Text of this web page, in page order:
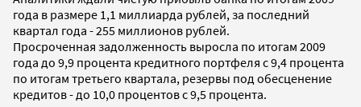
года в размере 1,1 миллиарда рублей, за последний
квартал года - 255 миллионов рублей.
Просроченная задолженность выросла по итогам 2009
года до 9,9 процента кредитного портфеля с 9,4 процента
по итогам третьего квартала, резервы под обесценение
кредитов - до 10,0 процентов с 9,5 процента.